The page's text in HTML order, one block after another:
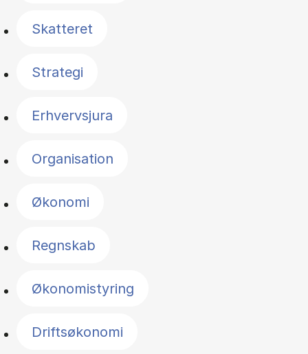
Skatteret
Strategi
Erhvervsjura
Organisation
Økonomi
Regnskab
Økonomistyring
Driftsøkonomi